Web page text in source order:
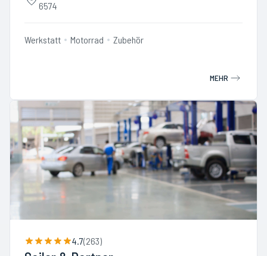
6574
Werkstatt Motorrad Zubehör
MEHR
4.7(263)